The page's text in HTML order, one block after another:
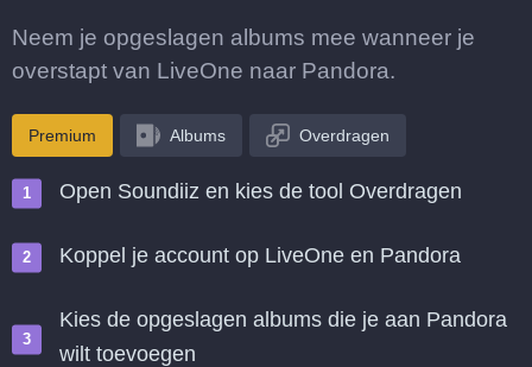
Neem je opgeslagen albums mee wanneer je
overstapt van LiveOne naar Pandora.
Premium Albums Overdragen
Open Soundiiz en kies de tool Overdragen
Koppel je account op LiveOne en Pandora
Kies de opgeslagen albums die je aan Pandora
wilt toevoegen